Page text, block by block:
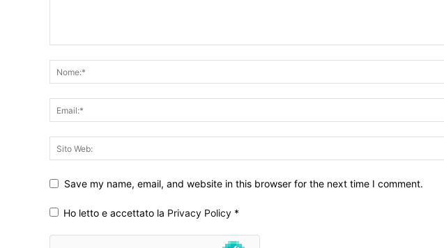
Save my name, email, and website in this browser for the next time I comment.
Ho letto e accettato la Privacy Policy *